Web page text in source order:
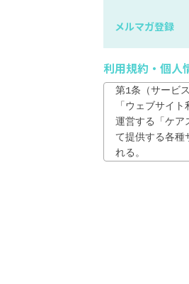
メルマガ登録
利用規約・個人
第1条（サービ
「ウェブサイ
運営する「ケ
て提供する各種
れる。
が、本サイト
第2条　（利用
1. 利用者は、
2. 利用者は、
は、速やかに